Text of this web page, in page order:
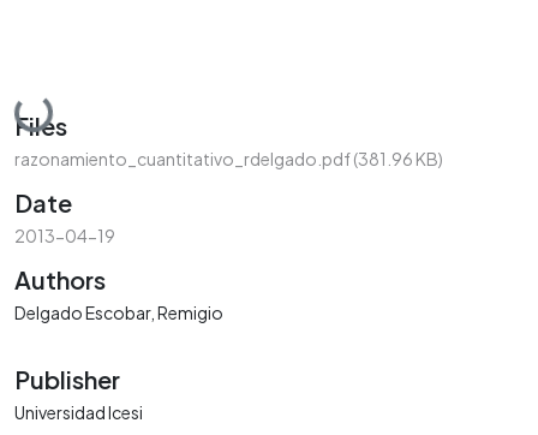
Loading...
Files
razonamiento_cuantitativo_rdelgado.pdf(381.96 KB)
Date
2013-04-19
Authors
Delgado Escobar, Remigio
Publisher
Universidad Icesi